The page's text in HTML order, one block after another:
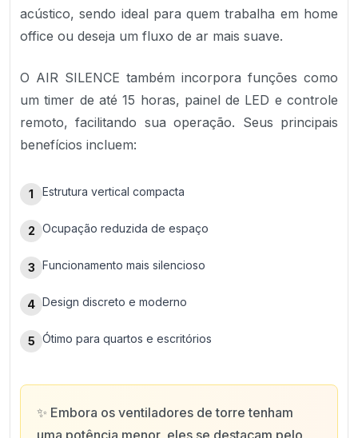
acústico, sendo ideal para quem trabalha em home
office ou deseja um fluxo de ar mais suave.
O AIR SILENCE também incorpora funções como
um timer de até 15 horas, painel de LED e controle
remoto, facilitando sua operação. Seus principais
benefícios incluem:
1 Estrutura vertical compacta
2 Ocupação reduzida de espaço
3 Funcionamento mais silencioso
4 Design discreto e moderno
5 Ótimo para quartos e escritórios
✨ Embora os ventiladores de torre tenham
uma potência menor, eles se destacam pelo